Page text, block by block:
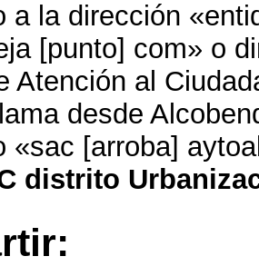
a la dirección
[punto] com» o
Atención al
desde
«sac [arroba]
distrito